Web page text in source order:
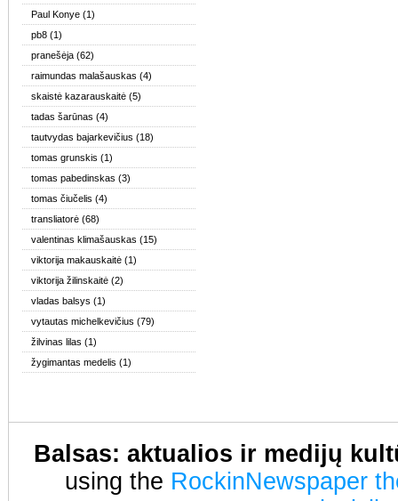
Paul Konye (1)
pb8 (1)
pranešėja (62)
raimundas malašauskas (4)
skaistė kazarauskaitė (5)
tadas šarūnas (4)
tautvydas bajarkevičius (18)
tomas grunskis (1)
tomas pabedinskas (3)
tomas čiučelis (4)
transliatorė (68)
valentinas klimašauskas (15)
viktorija makauskaitė (1)
viktorija žilinskaitė (2)
vladas balsys (1)
vytautas michelkevičius (79)
žilvinas lilas (1)
žygimantas medelis (1)
Balsas: aktualios ir medijų
using the RockinNewspaper